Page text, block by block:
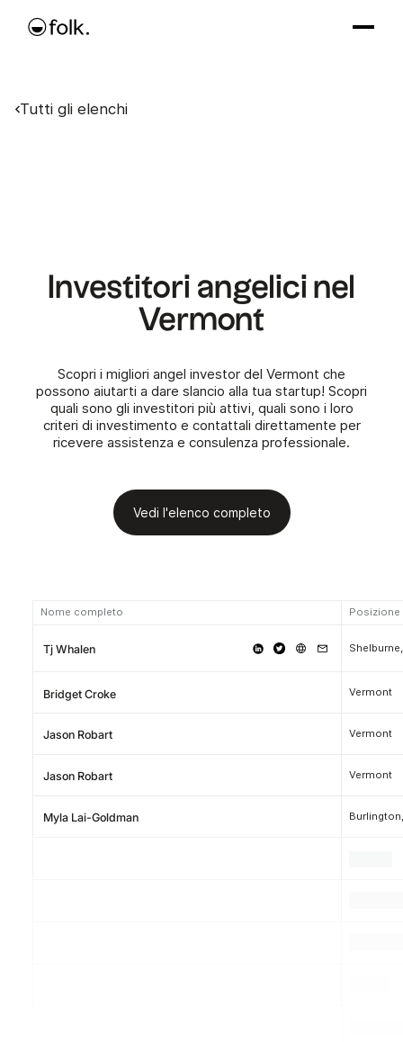
Tutti gli elenchi
Investitori angelici nel
Vermont
Scopri i migliori angel investor del Vermont che
possono aiutarti a dare slancio alla tua startup! Scopri
quali sono gli investitori più attivi, quali sono i loro
criteri di investimento e contattali direttamente per
ricevere assistenza e consulenza professionale.
Vedi l'elenco completo
Nome completo Posizione
Tj Whalen
Bridget Croke Vermont
Jason Robart Vermont
Jason Robart Vermont
Myla Lai-Goldman